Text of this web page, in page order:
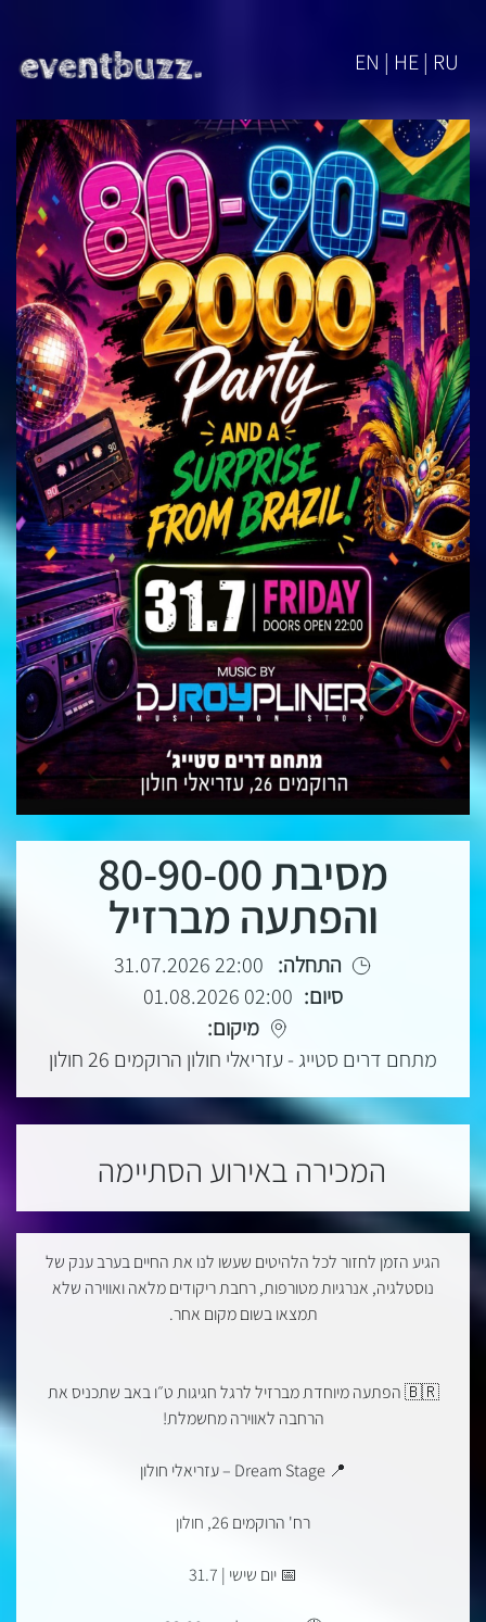
EN | HE | RU
מסיבת 80-90-00
והפתעה מברזיל
התחלה: 22:00 31.07.2026
סיום: 02:00 01.08.2026
מיקום:
מתחם דרים סטייג - עזריאלי חולון הרוקמים 26 חולון
המכירה באירוע הסתיימה
הגיע הזמן לחזור לכל הלהיטים שעשו לנו את החיים בערב ענק של
נוסטלגיה, אנרגיות מטורפות, רחבת ריקודים מלאה ואווירה שלא
תמצאו בשום מקום אחר.
🇧🇷 הפתעה מיוחדת מברזיל לרגל חגיגות ט״ו באב שתכניס את
הרחבה לאווירה מחשמלת!
📍 Dream Stage – עזריאלי חולון
רח' הרוקמים 26, חולון
📅 יום שישי | 31.7